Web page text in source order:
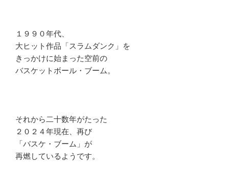
１９９０年代、
大ヒット作品「スラムダンク」を
きっかけに始まった空前の
バスケットボール・ブーム。
それから二十数年がたった
２０２４年現在、再び
「バスケ・ブーム」が
再燃しているようです。